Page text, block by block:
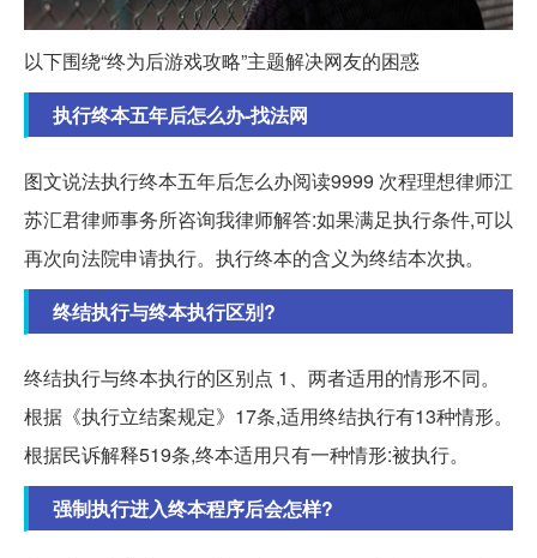
以下围绕“终为后游戏攻略”主题解决网友的困惑
执行终本五年后怎么办-找法网
图文说法执行终本五年后怎么办阅读9999 次程理想律师江
苏汇君律师事务所咨询我律师解答:如果满足执行条件,可以
再次向法院申请执行。执行终本的含义为终结本次执。
终结执行与终本执行区别?
终结执行与终本执行的区别点 1、两者适用的情形不同。
根据《执行立结案规定》17条,适用终结执行有13种情形。
根据民诉解释519条,终本适用只有一种情形:被执行。
强制执行进入终本程序后会怎样?